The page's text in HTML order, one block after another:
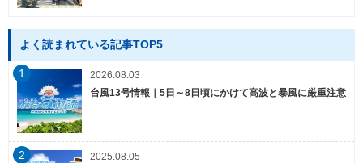
よく読まれている記事TOP5
1
2026.08.03
台風13号情報｜5日～8日頃にかけて高波と暴風に厳重注意
2
2025.08.05